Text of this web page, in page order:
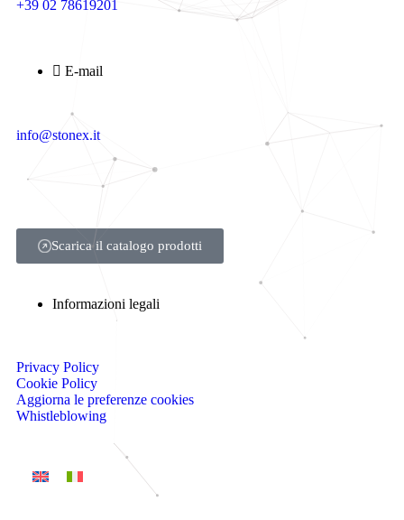
+39 02 78619201
E-mail
info@stonex.it
Scarica il catalogo prodotti
Informazioni legali
Privacy Policy
Cookie Policy
Aggiorna le preferenze cookies
Whistleblowing